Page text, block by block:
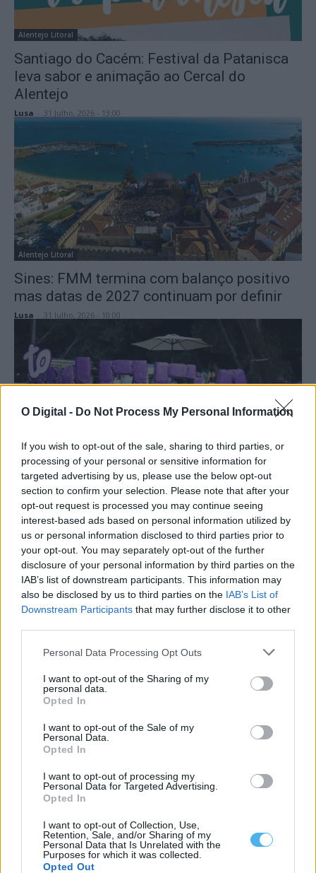
O Digital - Do Not Process My Personal Information
If you wish to opt-out of the sale, sharing to third parties, or
processing of your personal or sensitive information for
targeted advertising by us, please use the below opt-out
section to confirm your selection. Please note that after your
opt-out request is processed you may continue seeing
interest-based ads based on personal information utilized by
us or personal information disclosed to third parties prior to
your opt-out. You may separately opt-out of the further
disclosure of your personal information by third parties on the
IAB’s list of downstream participants. This information may
also be disclosed by us to third parties on the IAB’s List of
Downstream Participants that may further disclose it to other
Personal Data Processing Opt Outs
I want to opt-out of the Sharing of my
personal data.
Opted In
I want to opt-out of the Sale of my
Personal Data.
Opted In
I want to opt-out of processing my
Personal Data for Targeted Advertising.
Opted In
I want to opt-out of Collection, Use,
Retention, Sale, and/or Sharing of my
Personal Data that Is Unrelated with the
Purposes for which it was collected.
Opted Out
Alentejo Litoral
Santiago do Cacém: Festival da Patanisca
leva sabor e animação ao Cercal do
Alentejo
Lusa 31 Julho, 2026 - 13:00
Alentejo Litoral
Sines: FMM termina com balanço positivo
mas datas de 2027 continuam por definir
Lusa 31 Julho, 2026 - 10:00
Alentejo Central
To Mora Land começa amanhã em Cabeção
com três dias de música e entrada livre
Luís Diabão - 30 Julho, 2026 - 17:30
Alto Alentejo
Marvão Rock Fest estreia-se em setembro
com Cortada e Sunflowers
Segurança e Justiça